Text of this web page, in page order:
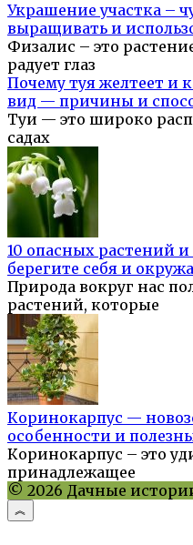
Украшение участка –
выращивать и
Физалис – это
радует глаз
Почему туя желтеет и
вид — причины и
Туи — это широко
садах
10 опасных растений
берегите себя и
Природа вокруг нас
растений, которые
Коринокарпус —
особенности и
Коринокарпус – это
принадлежащее
© 2026 Дачные